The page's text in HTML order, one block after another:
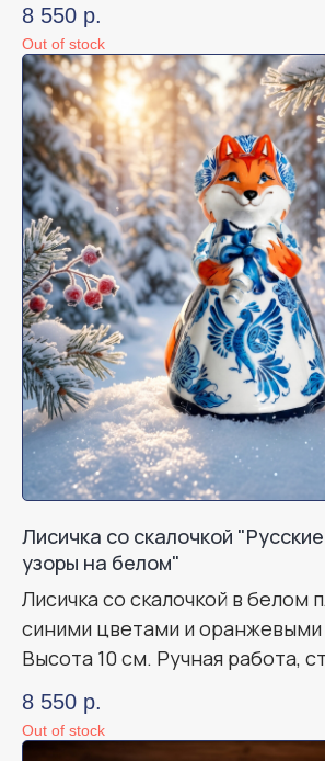
8 550 р.
Out of stock
Лисичка со скалочкой
узоры на белом"
Лисичка со скалочкой в белом
синими цветами и
Высота 10 см. Ручная работа,
8 550 р.
Out of stock